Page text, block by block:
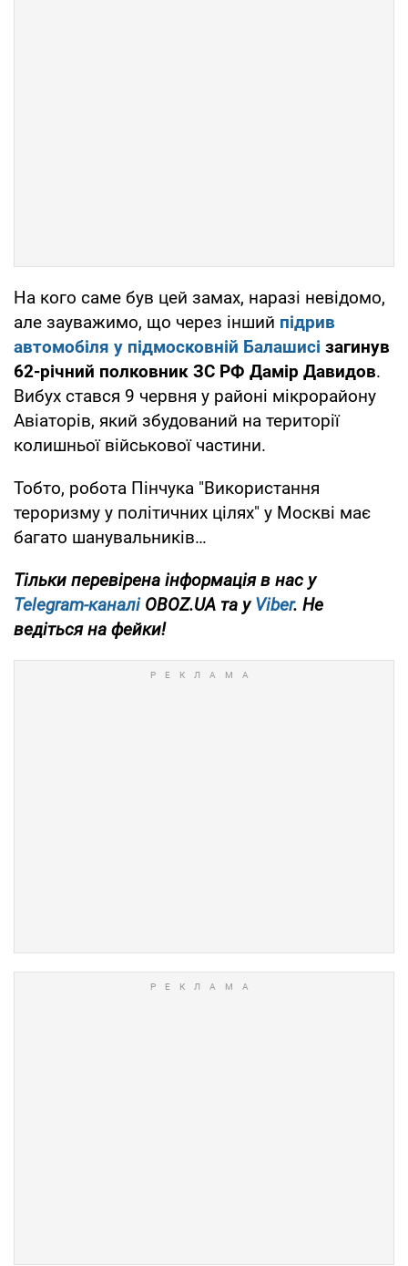
На кого саме був цей замах, наразі невідомо,
але зауважимо, що через інший підрив
автомобіля у підмосковній Балашисі загинув
62-річний полковник ЗС РФ Дамір Давидов.
Вибух стався 9 червня у районі мікрорайону
Авіаторів, який збудований на території
колишньої військової частини.
Тобто, робота Пінчука "Використання
тероризму у політичних цілях" у Москві має
багато шанувальників…
Тільки перевірена інформація в нас у
Telegram-каналіOBOZ.UA та уViber. Не
ведіться на фейки!